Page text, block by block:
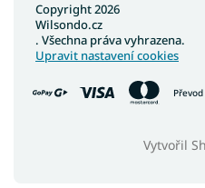
Převod
Vytvořil
Copyright 2026
Wilsondo.cz
. Všechna práva vyhrazena.
Upravit nastavení cookies